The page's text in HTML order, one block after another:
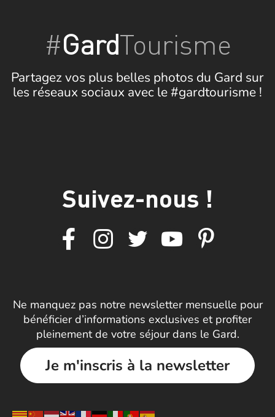
#GardTourisme
Partagez vos plus belles photos du Gard sur
les réseaux sociaux avec le #gardtourisme !
Suivez-nous !
Ne manquez pas notre newsletter mensuelle pour
bénéficier d’informations exclusives et profiter
pleinement de votre séjour dans le Gard.
Je m'inscris à la newsletter